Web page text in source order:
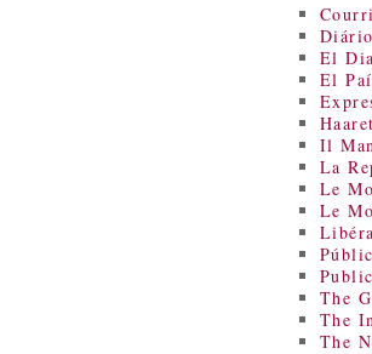
El
El
Il
La
Le
Le
The
The
The